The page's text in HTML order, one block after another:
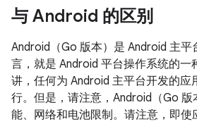
与 Android 的区别
Android（Go 版本）是 Android 主平
言，就是 Android 平台操作系统的一
讲，任何为 Android 主平台开发的应
行。但是，请注意，Android（Go
能、网络和电池限制。请注意，即使